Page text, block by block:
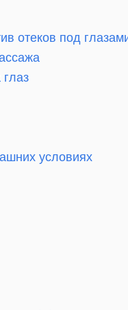
отеков под
условиях